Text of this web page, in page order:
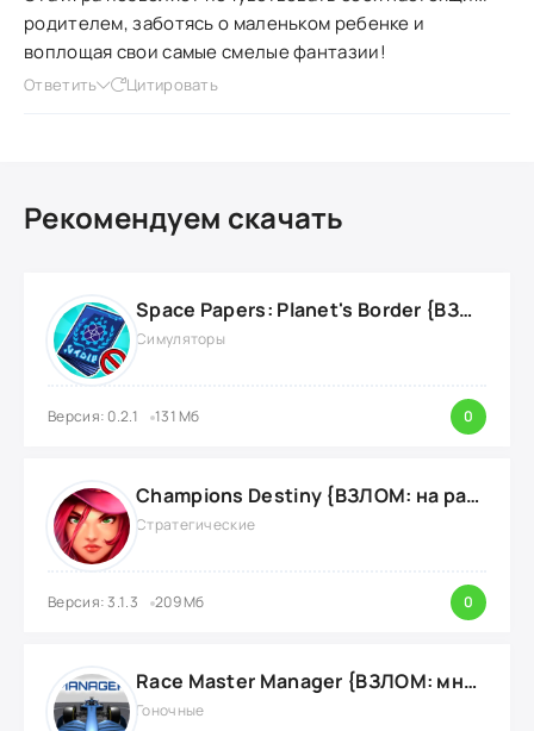
родителем, заботясь о маленьком ребенке и
воплощая свои самые смелые фантазии!
Ответить Цитировать
Рекомендуем скачать
Space Papers: Planet's Border {ВЗЛОМ: энергию}
Симуляторы
Версия: 0.2.1 131 Мб 0
Champions Destiny {ВЗЛОМ: на радар}
Стратегические
Версия: 3.1.3 209 Мб 0
Race Master Manager {ВЗЛОМ: много денег}
Гоночные